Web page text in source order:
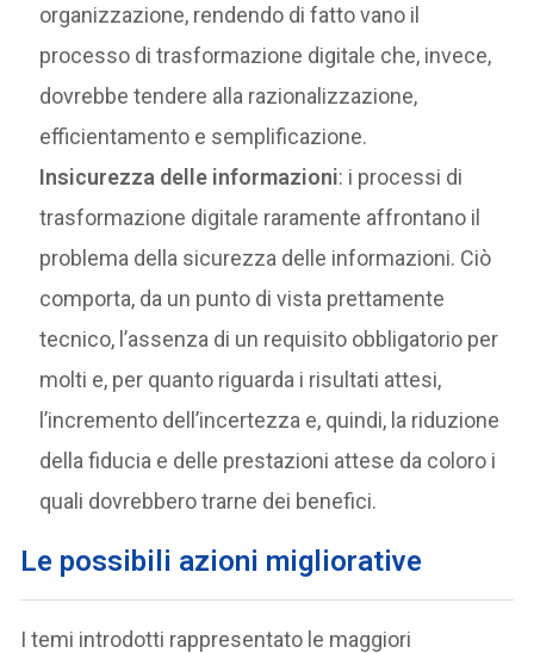
organizzazione, rendendo di fatto vano il
processo di trasformazione digitale che, invece,
dovrebbe tendere alla razionalizzazione,
efficientamento e semplificazione.
Insicurezza delle informazioni: i processi di
trasformazione digitale raramente affrontano il
problema della sicurezza delle informazioni. Ciò
comporta, da un punto di vista prettamente
tecnico, l’assenza di un requisito obbligatorio per
molti e, per quanto riguarda i risultati attesi,
l’incremento dell’incertezza e, quindi, la riduzione
della fiducia e delle prestazioni attese da coloro i
quali dovrebbero trarne dei benefici.
Le possibili azioni migliorative
I temi introdotti rappresentato le maggiori